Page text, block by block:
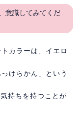
意識してみてくだ
カラーは、イエロ
けらかん」という
持ちを持つことが